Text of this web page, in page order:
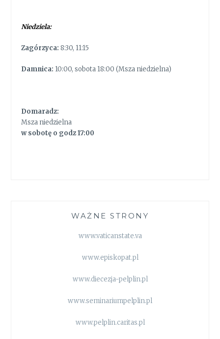
Niedziela:
Zagórzyca: 8:30, 11:15
Damnica: 10:00, sobota 18:00 (Msza niedzielna)
Domaradz:
Msza niedzielna
w sobotę o godz 17:00
WAŻNE STRONY
www.vaticanstate.va
www.episkopat.pl
www.diecezja-pelplin.pl
www.seminariumpelplin.pl
www.pelplin.caritas.pl